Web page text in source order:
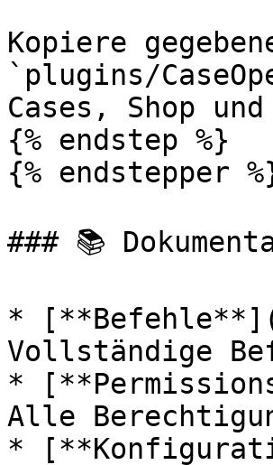
Kopiere
`plugins/
Cases, Shop
{% endstep %}
{% endstepper
### 📚
* [**Befehle**](/
Vollständige
*
Alle
*